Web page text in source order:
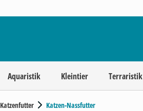
Aquaristik Kleintier Terraristik
Katzenfutter Katzen-Nassfutter